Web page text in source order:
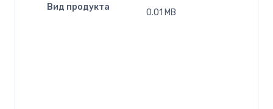
Вид продукта
0.01 MB